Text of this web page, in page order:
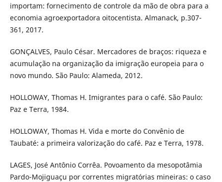
importam: fornecimento de controle da mão de obra para a
economia agroexportadora oitocentista. Almanack, p.307-
361, 2017.
GONÇALVES, Paulo César. Mercadores de braços: riqueza e
acumulação na organização da imigração europeia para o
novo mundo. São Paulo: Alameda, 2012.
HOLLOWAY, Thomas H. Imigrantes para o café. São Paulo:
Paz e Terra, 1984.
HOLLOWAY, Thomas H. Vida e morte do Convênio de
Taubaté: a primeira valorização do café. Paz e Terra, 1978.
LAGES, José Antônio Corrêa. Povoamento da mesopotâmia
Pardo-Mojiguaçu por correntes migratórias mineiras: o caso